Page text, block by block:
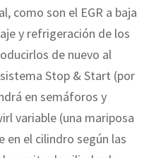
como son el EGR a baja
y refrigeración de los
de nuevo al
Stop & Start (por
en semáforos y
variable (una mariposa
en el cilindro según las